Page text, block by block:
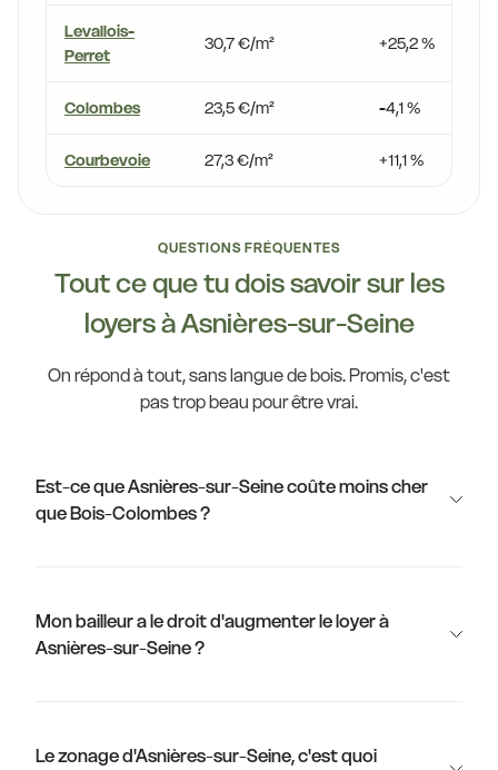
Levallois-
Perret
30,7 €/m² +25,2 %
Colombes 23,5 €/m² -4,1 %
Courbevoie 27,3 €/m² +11,1 %
QUESTIONS FRÉQUENTES
Tout ce que tu dois savoir sur les
loyers à Asnières-sur-Seine
On répond à tout, sans langue de bois. Promis, c'est
pas trop beau pour être vrai.
Est-ce que Asnières-sur-Seine coûte moins cher
que Bois-Colombes ?
Mon bailleur a le droit d'augmenter le loyer à
Asnières-sur-Seine ?
Le zonage d'Asnières-sur-Seine, c'est quoi